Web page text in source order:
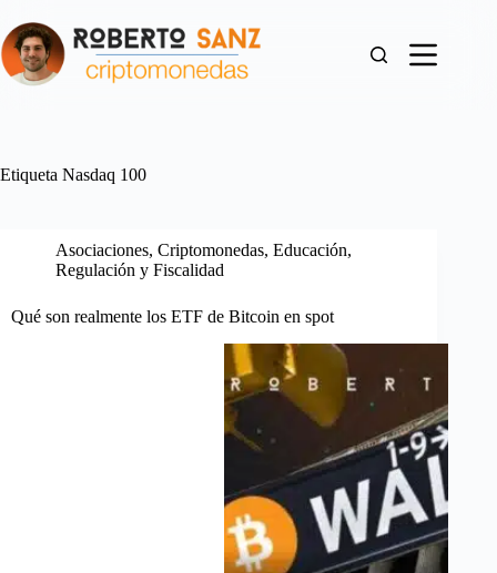
al
contenido
Etiqueta Nasdaq 100
Asociaciones, Criptomonedas, Educación,
Regulación y Fiscalidad
Qué son realmente los ETF de Bitcoin en spot